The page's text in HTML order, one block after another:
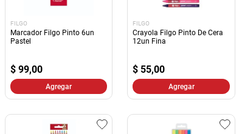
FILGO
Marcador Filgo Pinto 6un
Pastel
$ 99,00
Agregar
FILGO
Crayola Filgo Pinto De Cera
12un Fina
$ 55,00
Agregar